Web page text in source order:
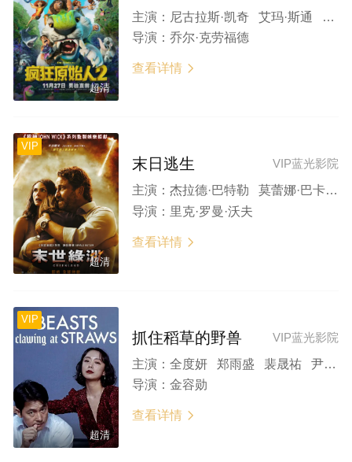
超清
主演： 尼古拉斯·凯奇 艾玛·斯通 瑞恩·雷诺兹 凯瑟琳·基纳 莱斯利·曼恩
导演： 乔尔·克劳福德
查看详情 
VIP
超清
VIP蓝光影院
末日逃生
主演： 杰拉德·巴特勒 莫蕾娜·巴卡琳 大卫·丹曼 霍普·戴维斯 罗杰·戴尔·弗洛伊德
导演： 里克·罗曼·沃夫
查看详情 
VIP
超清
VIP蓝光影院
抓住稻草的野兽
主演： 全度妍 郑雨盛 裴晟祐 尹汝贞 郑满植 陈庆 申铉彬 郑家蓝 金准韩 朴智焕 许栋元 裴振雄 林皓俊
导演： 金容勋
查看详情 